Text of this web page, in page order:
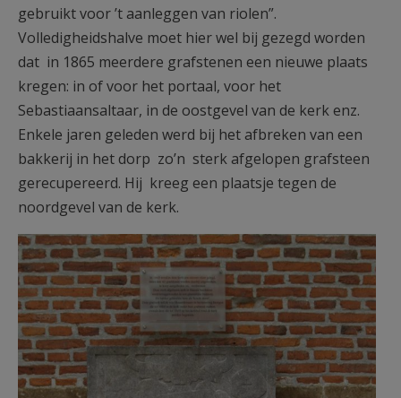
gebruikt voor ’t aanleggen van riolen”.
Volledigheidshalve moet hier wel bij gezegd worden
dat in 1865 meerdere grafstenen een nieuwe plaats
kregen: in of voor het portaal, voor het
Sebastiaansaltaar, in de oostgevel van de kerk enz.
Enkele jaren geleden werd bij het afbreken van een
bakkerij in het dorp zo’n sterk afgelopen grafsteen
gerecupereerd. Hij kreeg een plaatsje tegen de
noordgevel van de kerk.